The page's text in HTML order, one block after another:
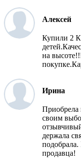
Алексей
Купили 2
на
Ирина
Приобрела
своим
держала
продавца!